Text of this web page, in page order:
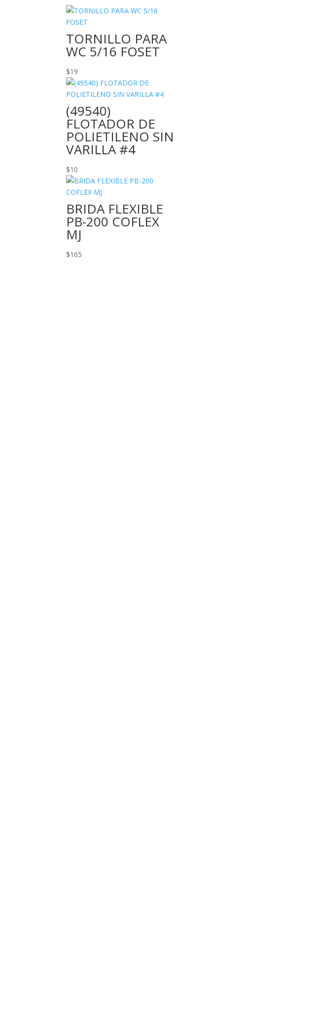
TORNILLO PARA
WC 5/16 FOSET
$19
(49540)
FLOTADOR DE
POLIETILENO SIN
VARILLA #4
$10
BRIDA FLEXIBLE
PB-200 COFLEX
MJ
$165